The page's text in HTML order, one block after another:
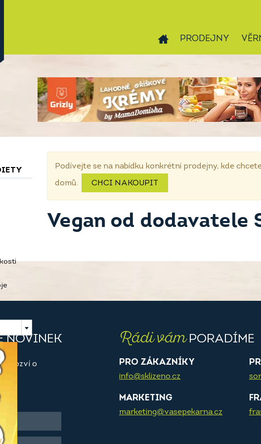
PRODEJNY
Podívejte se na nabídku konkrétní prodejny, kde
domů. CHCI NAKOUPIT
Vegan od dodavatele
NOVINEK
dozví o
Rádi vámPORADÍME
PRO ZÁKAZNÍKY
info@sklizeno.cz
MARKETING
marketing@vasepekarna.cz